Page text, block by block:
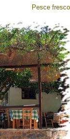
Pesce